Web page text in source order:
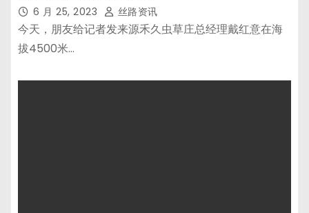
6 月 25, 2023 丝路资讯
今天，朋友给记者发来源禾久虫草庄总经理戴红意在海
拔4500米…